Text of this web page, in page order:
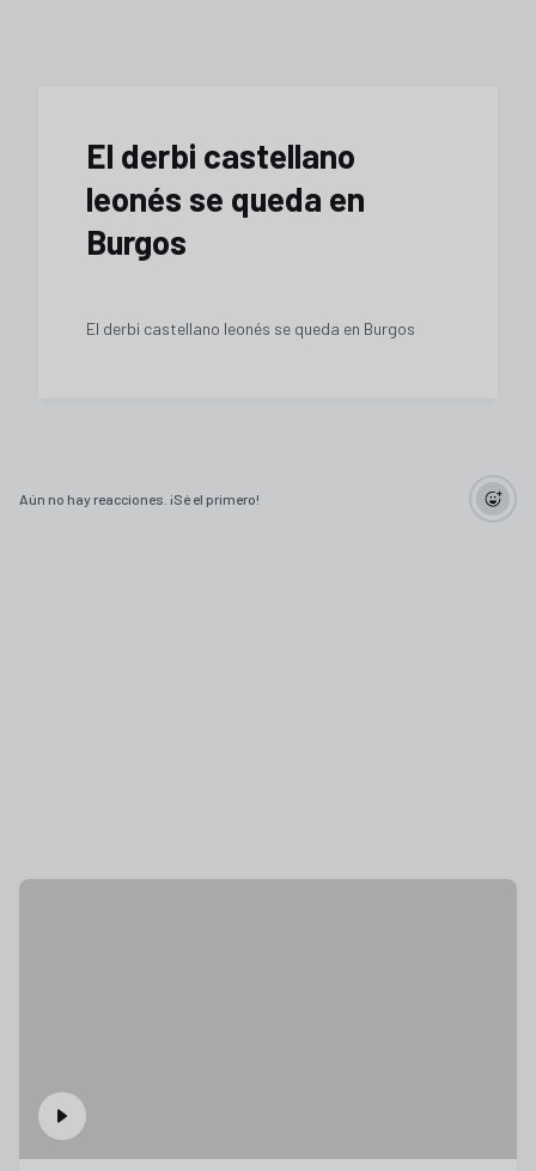
El derbi castellano
leonés se queda en
Burgos
El derbi castellano leonés se queda en Burgos
Aún no hay reacciones. ¡Sé el primero!